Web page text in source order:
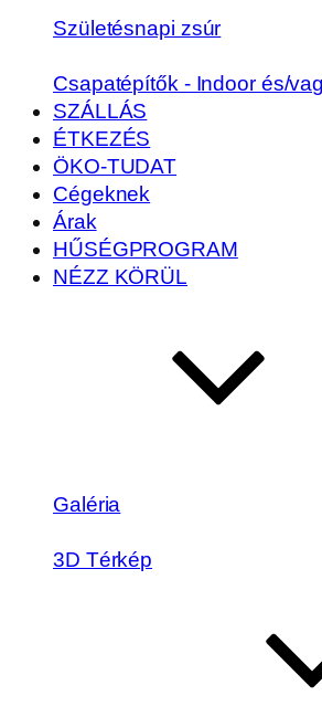
Születésnapi zsúr
Csapatépítők - Indoor és/
SZÁLLÁS
ÉTKEZÉS
ÖKO-TUDAT
Cégeknek
Árak
HŰSÉGPROGRAM
NÉZZ KÖRÜL
Galéria
3D Térkép